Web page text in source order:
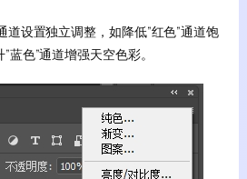
道设置独立调整，如降低”红色”通道饱
色”通道增强天空色彩。